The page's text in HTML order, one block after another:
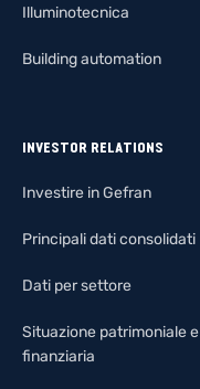
Illuminotecnica
Building automation
INVESTOR RELATIONS
Investire in Gefran
Principali dati consolidati
Dati per settore
Situazione patrimoniale e
finanziaria